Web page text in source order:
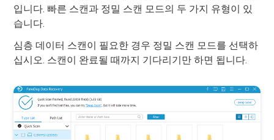
입니다. 빠른 스캔과 정밀 스캔 모드의 두 가지 유형이 있
습니다.
심층 데이터 스캔이 필요한 경우 정밀 스캔 모드를 선택하
십시오. 스캔이 완료될 때까지 기다리기만 하면 됩니다.